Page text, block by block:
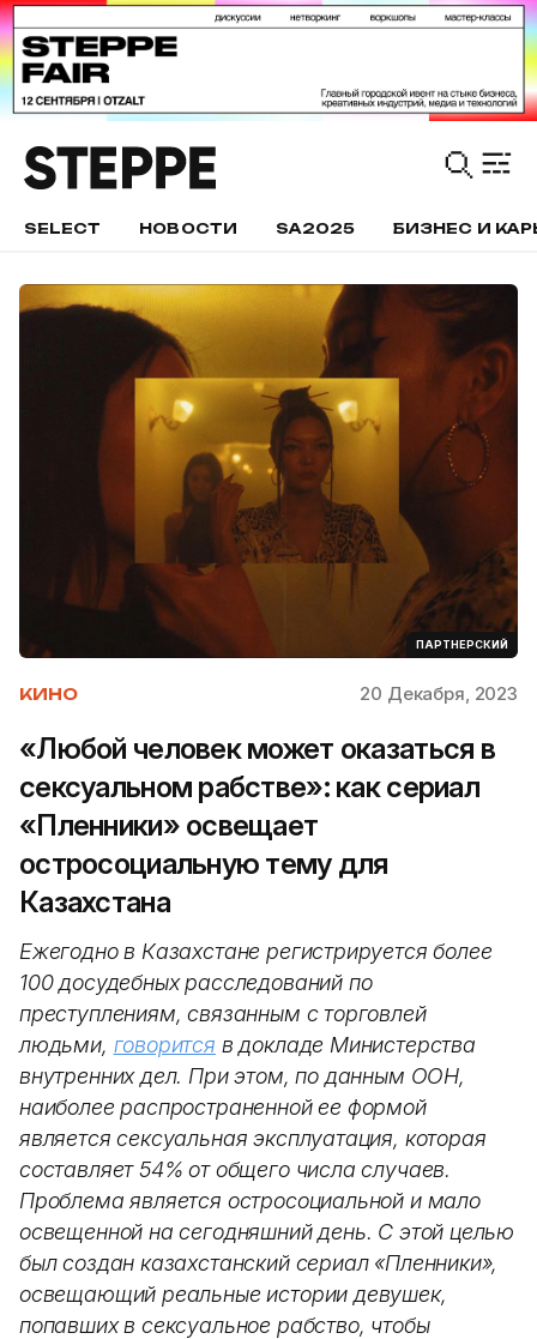
SELECT НОВОСТИ SA2025 БИЗНЕС И
ПАРТНЕРСКИЙ
КИНО 20 Декабря, 2023
«Любой человек может оказаться в
сексуальном рабстве»: как сериал
«Пленники» освещает
остросоциальную тему для
Казахстана
Ежегодно в Казахстане регистрируется более
100 досудебных расследований по
преступлениям, связанным с торговлей
людьми, говорится в докладе Министерства
внутренних дел. При этом, по данным ООН,
наиболее распространенной ее формой
является сексуальная эксплуатация, которая
составляет 54% от общего числа случаев.
Проблема является остросоциальной и мало
освещенной на сегодняшний день. С этой целью
был создан казахстанский сериал «Пленники»,
освещающий реальные истории девушек,
попавших в сексуальное рабство, чтобы